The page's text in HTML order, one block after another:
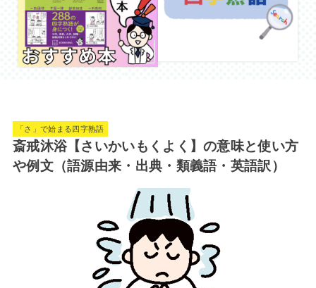
「さ」で始まる四字熟語
斎戒沐浴【さいかいもくよく】の意味と使い方
や例文（語源由来・出典・類義語・英語訳）